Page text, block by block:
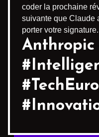
coder la prochaine
suivante que Claude
porter votre signature.
Anthropic